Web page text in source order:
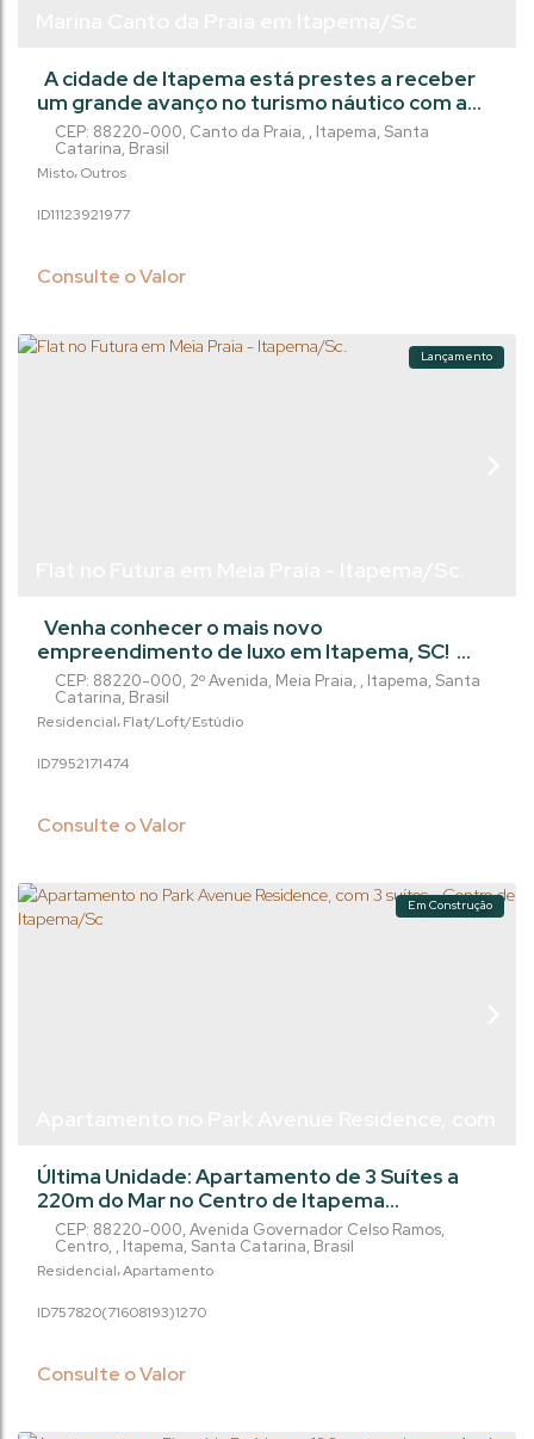
Misto Outros
Consulte o Valor
1977
1112392
CEP: 88220-000, Canto da Praia , Itapema, Santa
Catarina, Brasil
A cidade de Itapema está prestes a receber
um grande avanço no turismo náutico com a
construção da Marina Pública no Canto da
Praia. Com um investimento estimado em R$
19 milhões, o projeto promete transformar a
economia local. A marina terá capacidade
serviços de manutenção, abastecimento e...
Lançamento
Residencial Flat/Loft/Estúdio
Consulte o Valor
1474
795217
CEP: 88220-000, 2º Avenida, Meia Praia , Itapema, Santa
Catarina, Brasil
Venha conhecer o mais novo
empreendimento de luxo em Itapema, SC!
Localizado na 2º Avenida, n s/n, na Meia Praia,
este prédio de 54 andares conta com 94
unidades de flats incríveis, distribuidos em 7
andar de 2500m², você terá acesso a tudo o
sofisticação. São 2 elevadores, academia, bar,
Em Construção
Residencial Apartamento
Consulte o Valor
1270
(71608193)
757820
CEP: 88220-000,Avenida Governador Celso Ramos,
Centro , Itapema, Santa Catarina, Brasil
Última Unidade: Apartamento de 3 Suítes a
220m do Mar no Centro de Itapema
Oportunidade exclusiva para quem busca
morar ou investir com sofisticação no coração
de Itapema/SC. Localizado no Centro, a
empreendimento de alto padrão une
e altíssimo nível de acabamento. O imóvel